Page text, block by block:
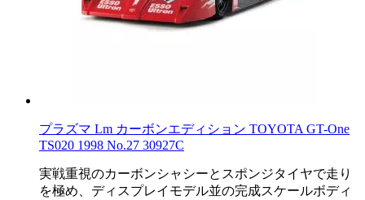
プラズマ Lm カーボンエディション TOYOTA GT-One
TS020 1998 No.27 30927C
実戦重視のカーボンシャシーとスポンジタイヤで走り
を極め、ディスプレイモデル並の完成スケールボディ